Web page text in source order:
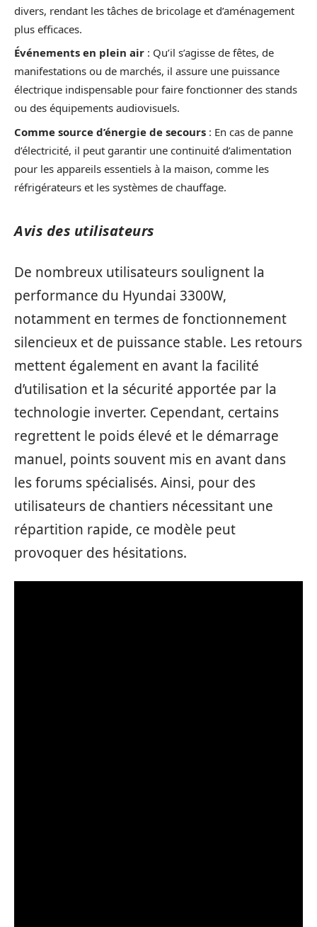
divers, rendant les tâches de bricolage et d’aménagement
plus efficaces.
Événements en plein air : Qu’il s’agisse de fêtes, de
manifestations ou de marchés, il assure une puissance
électrique indispensable pour faire fonctionner des stands
ou des équipements audiovisuels.
Comme source d’énergie de secours : En cas de panne
d’électricité, il peut garantir une continuité d’alimentation
pour les appareils essentiels à la maison, comme les
réfrigérateurs et les systèmes de chauffage.
Avis des utilisateurs
De nombreux utilisateurs soulignent la
performance du Hyundai 3300W,
notamment en termes de fonctionnement
silencieux et de puissance stable. Les retours
mettent également en avant la facilité
d’utilisation et la sécurité apportée par la
technologie inverter. Cependant, certains
regrettent le poids élevé et le démarrage
manuel, points souvent mis en avant dans
les forums spécialisés. Ainsi, pour des
utilisateurs de chantiers nécessitant une
répartition rapide, ce modèle peut
provoquer des hésitations.